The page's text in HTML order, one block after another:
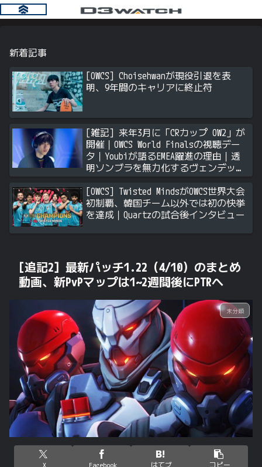
新着記事
[OWCS] Choisehwanが現役引退を表
明、9年間のキャリアに終止符
[雑記] 来年3月に「CRカップ OW2」が
開催｜OWCS World Finalsの視聴デー
タ｜Youbiが語るEMEA躍進の理由｜透
明ソンブラを無力化するヴェンデッタ
｜Stalk3rが久々のツィート ほか
[OWCS] Twisted MindsがOWCS世界大会
初制覇、韓国チーム以外では初の快挙
を達成｜Quartzの試合後インタビュー
[追記2] 最新パッチ1.22（4/10）のまとめ
動画、新PvPマップは1~2週間後にPTRへ
未分類
X Facebook はてブ コピー